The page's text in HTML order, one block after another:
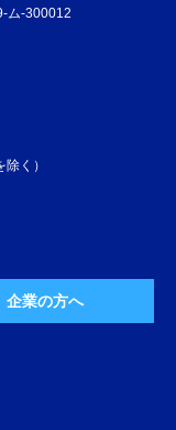
ム-300012
く）
企業の方へ